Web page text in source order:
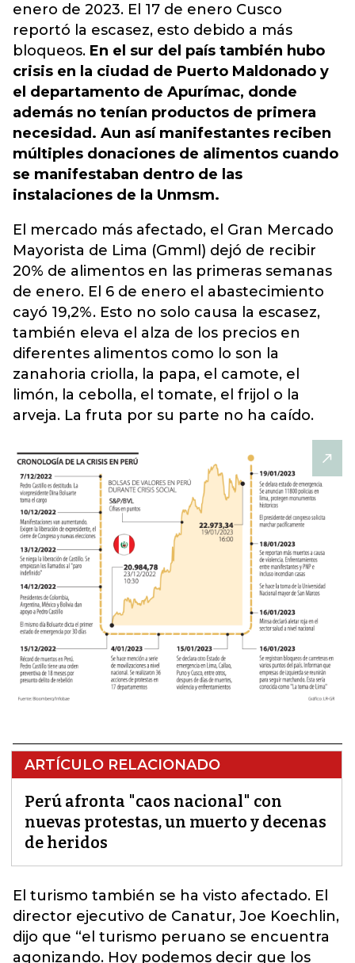
enero de 2023. El 17 de enero Cusco
reportó la escasez, esto debido a más
bloqueos. En el sur del país también hubo
crisis en la ciudad de Puerto Maldonado y
el departamento de Apurímac, donde
además no tenían productos de primera
necesidad. Aun así manifestantes reciben
múltiples donaciones de alimentos cuando
se manifestaban dentro de las
instalaciones de la Unmsm.
El mercado más afectado, el Gran Mercado
Mayorista de Lima (Gmml) dejó de recibir
20% de alimentos en las primeras semanas
de enero. El 6 de enero el abastecimiento
cayó 19,2%. Esto no solo causa la escasez,
también eleva el alza de los precios en
diferentes alimentos como lo son la
zanahoria criolla, la papa, el camote, el
limón, la cebolla, el tomate, el frijol o la
arveja. La fruta por su parte no ha caído.
ARTÍCULO RELACIONADO
Perú afronta "caos nacional" con
nuevas protestas, un muerto y decenas
de heridos
El turismo también se ha visto afectado. El
director ejecutivo de Canatur, Joe Koechlin,
dijo que “el turismo peruano se encuentra
agonizando. Hoy podemos decir que los